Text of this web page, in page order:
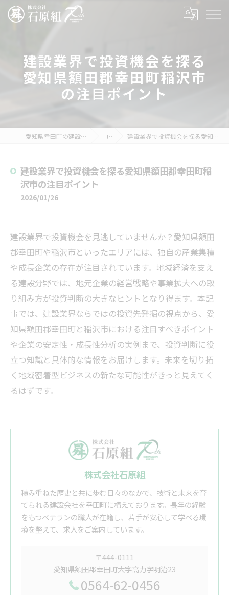
建設業界で投資機会を探る
愛知県額田郡幸田町稲沢市
の注目ポイント
愛知県幸田町の建設の求人なら株式会社石原組 コラム 建設業界で投資機会を探る愛知県額田郡幸田町稲沢市の注目ポイント
建設業界で投資機会を探る愛知県額田郡幸田町稲
沢市の注目ポイント
2026/01/26
建設業界で投資機会を見逃していませんか？愛知県額田
郡幸田町や稲沢市といったエリアには、独自の産業集積
や成長企業の存在が注目されています。地域経済を支え
る建設分野では、地元企業の経営戦略や事業拡大への取
り組み方が投資判断の大きなヒントとなり得ます。本記
事では、建設業界ならではの投資先発掘の視点から、愛
知県額田郡幸田町と稲沢市における注目すべきポイント
や企業の安定性・成長性分析の実例まで、投資判断に役
立つ知識と具体的な情報をお届けします。未来を切り拓
く地域密着型ビジネスの新たな可能性がきっと見えてく
るはずです。
株式会社石原組
積み重ねた歴史と共に歩む日々のなかで、技術と未来を育
てられる建設会社を幸田町に構えております。長年の経験
をもつベテランの職人が在籍し、若手が安心して学べる環
境を整えて、求人をご案内しています。
〒444-0111
愛知県額田郡幸田町大字高力字明治23
0564-62-0456